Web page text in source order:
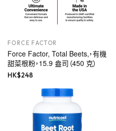
FORCE FACTOR
Force Factor, Total Beets,，有機
甜菜根粉，15.9 盎司（450 克）
HK$248